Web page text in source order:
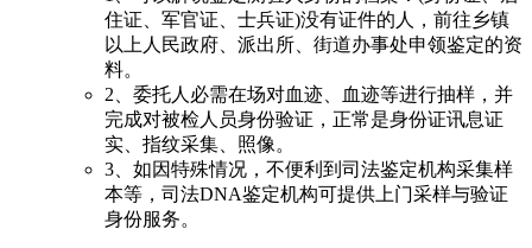
住证、军官证、士兵证)没有证件的人，前往乡镇
以上人民政府、派出所、街道办事处申领鉴定的资
料。
2、委托人必需在场对血迹、血迹等进行抽样，并
完成对被检人员身份验证，正常是身份证讯息证
实、指纹采集、照像。
3、如因特殊情况，不便利到司法鉴定机构采集样
本等，司法DNA鉴定机构可提供上门采样与验证
身份服务。